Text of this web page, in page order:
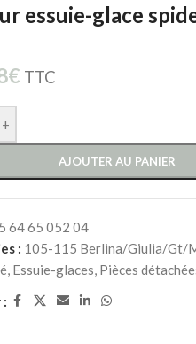
essuie-glace
€ TTC
+
AJOUTER AU PANIER
64 65 052 04
: 105-115 Berlina/Giulia/Gt/
, Essuie-glaces, Pièces